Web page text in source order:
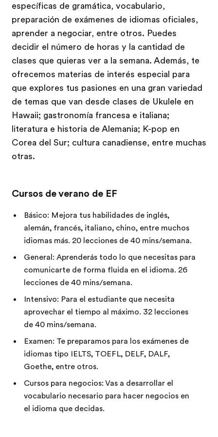
específicas de gramática, vocabulario,
preparación de exámenes de idiomas oficiales,
aprender a negociar, entre otros. Puedes
decidir el número de horas y la cantidad de
clases que quieras ver a la semana. Además, te
ofrecemos materias de interés especial para
que explores tus pasiones en una gran variedad
de temas que van desde clases de Ukulele en
Hawaii; gastronomía francesa e italiana;
literatura e historia de Alemania; K-pop en
Corea del Sur; cultura canadiense, entre muchas
otras.
Cursos de verano de EF
Básico: Mejora tus habilidades de inglés,
alemán, francés, italiano, chino, entre muchos
idiomas más. 20 lecciones de 40 mins/semana.
General: Aprenderás todo lo que necesitas para
comunicarte de forma fluida en el idioma. 26
lecciones de 40 mins/semana.
Intensivo: Para el estudiante que necesita
aprovechar el tiempo al máximo. 32 lecciones
de 40 mins/semana.
Examen: Te preparamos para los exámenes de
idiomas tipo IELTS, TOEFL, DELF, DALF,
Goethe, entre otros.
Cursos para negocios: Vas a desarrollar el
vocabulario necesario para hacer negocios en
el idioma que decidas.